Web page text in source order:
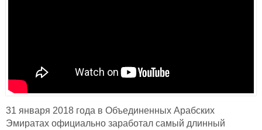
31 января 2018 года в Объединенных Арабских
Эмиратах официально заработал самый длинный